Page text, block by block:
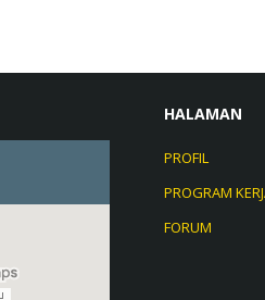
HALAMAN
PROFIL
PROGRAM
FORUM